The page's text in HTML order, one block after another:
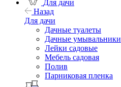
Для дачи
Назад
Для дачи
Дачные туалеты
Дачные умывальники
Лейки садовые
Мебель садовая
Полив
Парниковая пленка